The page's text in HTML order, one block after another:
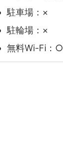
駐車場：×
駐輪場：×
無料Wi-Fi：○